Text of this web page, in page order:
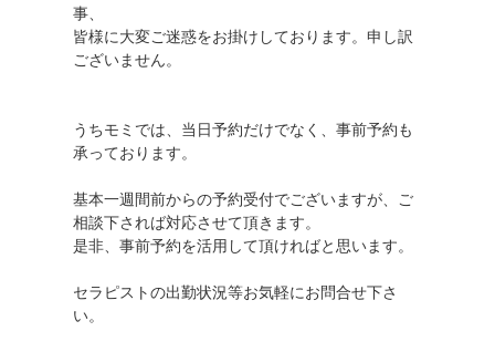
事、
皆様に大変ご迷惑をお掛けしております。申し訳
ございません。
うちモミでは、当日予約だけでなく、事前予約も
承っております。
基本一週間前からの予約受付でございますが、ご
相談下されば対応させて頂きます。
是非、事前予約を活用して頂ければと思います。
セラピストの出勤状況等お気軽にお問合せ下さ
い。